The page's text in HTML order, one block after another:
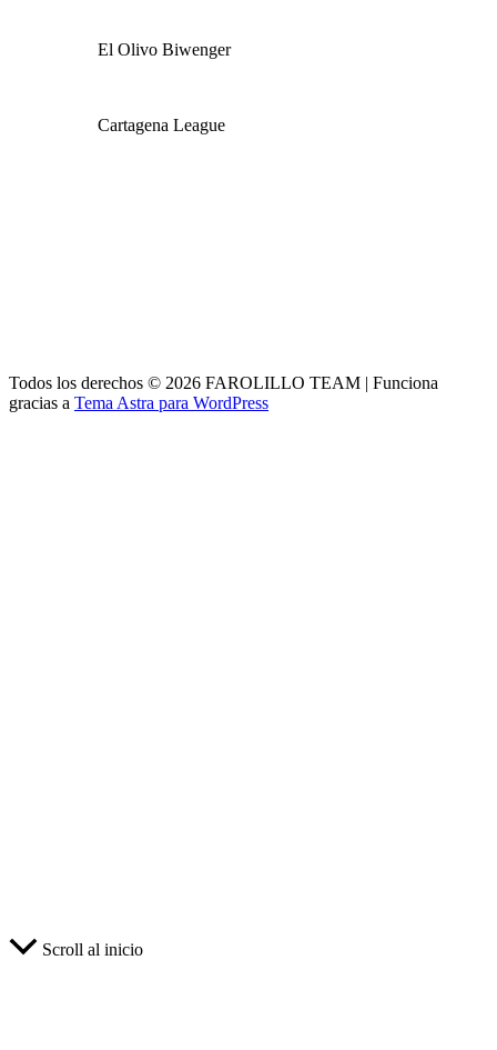
El Olivo Biwenger
Cartagena League
Todos los derechos © 2026 FAROLILLO TEAM | Funciona
gracias a Tema Astra para WordPress
Scroll al inicio